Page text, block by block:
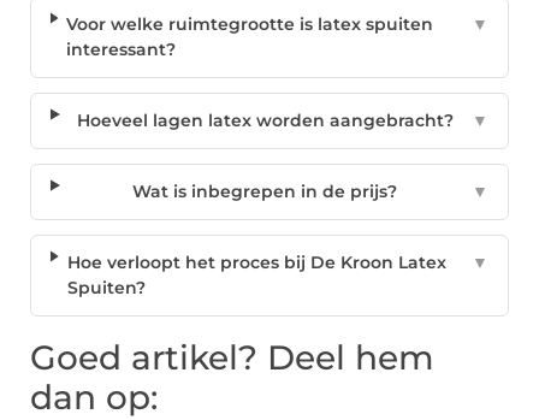
Voor welke ruimtegrootte is latex spuiten
interessant?
▼
Hoeveel lagen latex worden aangebracht? ▼
Wat is inbegrepen in de prijs? ▼
Hoe verloopt het proces bij De Kroon Latex
Spuiten?
▼
Goed artikel? Deel hem
dan op: